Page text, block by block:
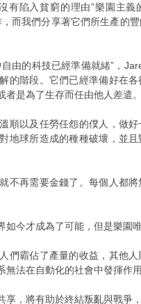
有陷入貧窮的理由”樂園主
而我們分享著它們所生產的
由的科技已經準備就緒”，
的階段。它們已經準備好在
者是為了生存而任由他人差遣
順以及任勞任怨的僕人，做
地球所造成的種種破壞，並
不再需要金錢了。每個人都
如今才成為了可能，但是樂園
們霸佔了產量的收益，其他
無法在自動化的社會中發揮作
享，將有助於終結叛亂與戰爭